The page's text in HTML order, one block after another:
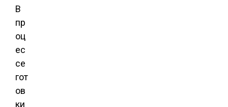
В
пр
оц
ес
се
гот
ов
ки